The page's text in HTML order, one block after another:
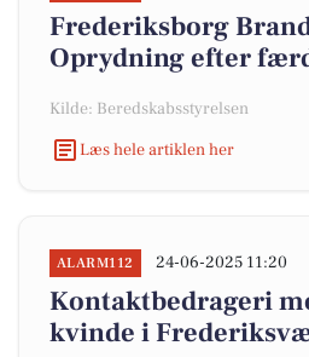
Frederiksborg
Oprydning efter
Kilde: Beredskabsstyrelsen
Læs hele artiklen her
ALARM112 24-06-2025 11:20
Kontaktbedrageri
kvinde i